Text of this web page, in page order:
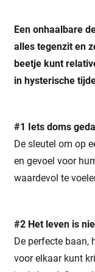
Een onhaalbare
alles tegenzit en
beetje kunt
in hysterische
#1 Iets doms
De sleutel om op
en gevoel voor
waardevol te
#2 Het leven is
De perfecte baan,
voor elkaar kunt
mail